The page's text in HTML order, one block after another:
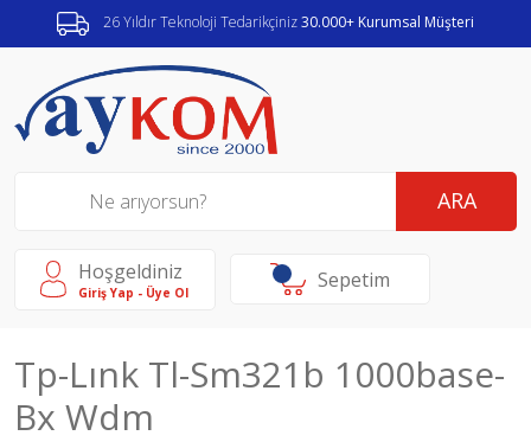
26 Yıldır Teknoloji Tedarikçiniz30.000+ Kurumsal Müşteri
ARA
Hoşgeldiniz
Giriş Yap - Üye Ol Sepetim
Tp-Lınk Tl-Sm321b 1000base-
Bx Wdm